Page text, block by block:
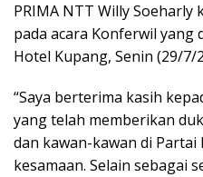
PRIMA NTT Willy Soeharly
pada acara Konferwil yang
Hotel Kupang, Senin (29/7/
“Saya berterima kasih
yang telah memberikan
dan kawan-kawan di Partai
kesamaan. Selain sebagai